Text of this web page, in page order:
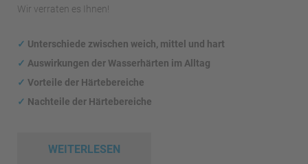
Wir verraten es Ihnen!
✓ Unterschiede zwischen weich, mittel und hart
✓ Auswirkungen der Wasserhärten im Alltag
✓ Vorteile der Härtebereiche
✓ Nachteile der Härtebereiche
WEITERLESEN